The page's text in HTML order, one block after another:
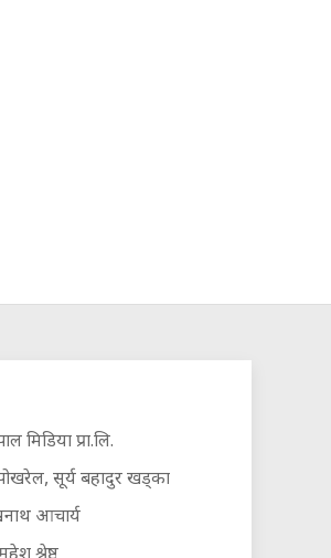
मिडिया प्रा.लि.
सूर्य बहादुर खड्का
आचार्य